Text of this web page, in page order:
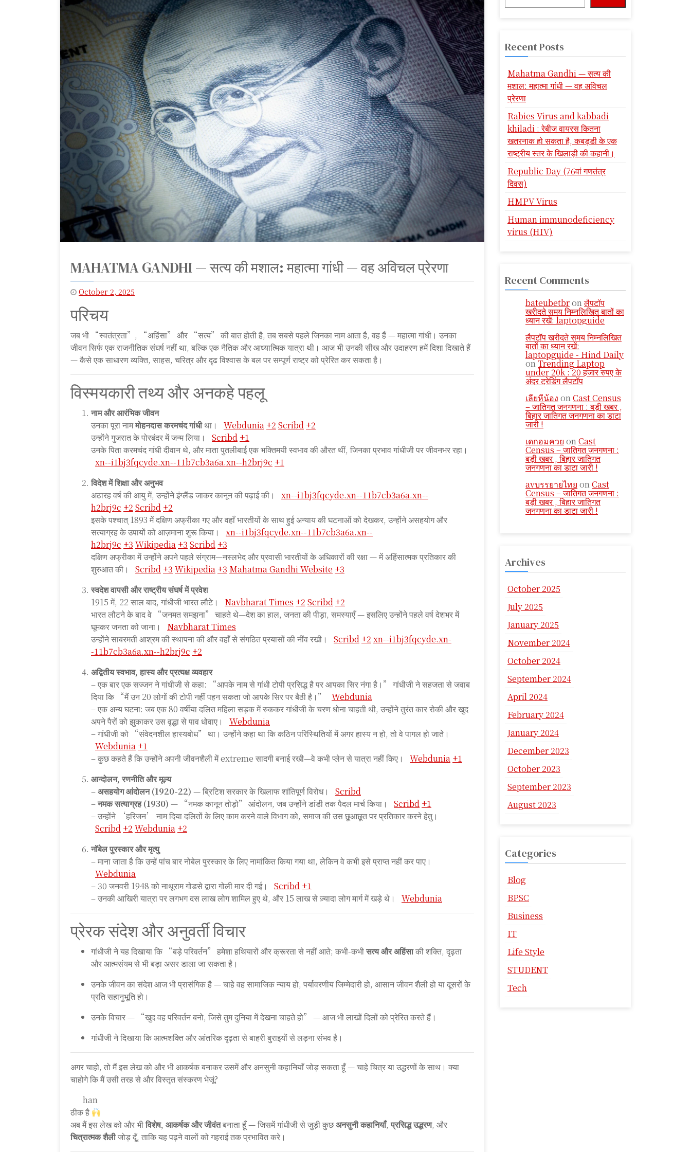
MAHATMA GANDHI — सत्य की मशाल: महात्मा गांधी — वह अविचल प्रेरणा
October 2, 2025
f
e
d
परिचय
जब भी “स्वतंत्रता”, “अहिंसा” और “सत्य” की बात होती है, तब सबसे पहले जिनका नाम आता है, वह हैं — महात्मा गांधी। उनका
जीवन सिर्फ एक राजनीतिक संघर्ष नहीं था, बल्कि एक नैतिक और आध्यात्मिक यात्रा थी। आज भी उनकी सीख और उदाहरण हमें दिशा दिखाते हैं
— कैसे एक साधारण व्यक्ति, साहस, चरित्र और दृढ विश्वास के बल पर सम्पूर्ण राष्ट्र को प्रेरित कर सकता है।
विस्मयकारी तथ्य और अनकहे पहलू
नाम और आरंभिक जीवन
उनका पूरा नाममोहनदास करमचंद गांधीथा। Webdunia +2 Scribd +2
उन्होंने गुजरात के पोरबंदर में जन्म लिया।
Scribd +1
उनके पिता करमचंद गांधी दीवान थे, और माता पुतलीबाई एक भक्तिमयी स्वभाव की औरत थीं, जिनका प्रभाव गांधीजी पर जीवनभर रहा।
xn--i1bj3fqcyde.xn--11b7cb3a6a.xn--h2brj9c +1
विदेश में शिक्षा और अनुभव
अठारह वर्ष की आयु में, उन्होंने इंग्लैंड जाकर कानून की पढ़ाई की।
xn--i1bj3fqcyde.xn--11b7cb3a6a.xn--
h2brj9c +2 Scribd +2
इसके पश्चात् 1893 में दक्षिण अफ्रीका गए और वहाँ भारतीयों के साथ हुई अन्याय की घटनाओं को देखकर, उन्होंने असहयोग और
सत्याग्रह के उपायों को आज़माना शुरू किया।
xn--i1bj3fqcyde.xn--11b7cb3a6a.xn--
h2brj9c +3 Wikipedia +3 Scribd +3
दक्षिण अफ्रीका में उन्होंने अपने पहले संग्राम—नस्लभेद और प्रवासी भारतीयों के अधिकारों की रक्षा — में अहिंसात्मक प्रतिकार की
शुरुआत की।
Scribd +3 Wikipedia +3 Mahatma Gandhi Website +3
स्वदेश वापसी और राष्ट्रीय संघर्ष में प्रवेश
1915 में, 22 साल बाद, गांधीजी भारत लौटे।
Navbharat Times +2 Scribd +2
भारत लौटने के बाद वे “जनमत समझना” चाहते थे—देश का हाल, जनता की पीड़ा, समस्याएँ — इसलिए उन्होंने पहले वर्ष देशभर में
घूमकर जनता को जाना।
Navbharat Times
उन्होंने साबरमती आश्रम की स्थापना की और वहाँ से संगठित प्रयासों की नींव रखी।
Scribd +2 xn--i1bj3fqcyde.xn-
-11b7cb3a6a.xn--h2brj9c +2
अद्वितीय स्वभाव, हास्य और प्रत्यक्ष व्यवहार
– एक बार एक सज्जन ने गांधीजी से कहा: “आपके नाम से गांधी टोपी प्रसिद्ध है पर आपका सिर नंगा है।” गांधीजी ने सहजता से जवाब
दिया कि “मैं उन 20 लोगों की टोपी नहीं पहन सकता जो आपके सिर पर बैठी है।”
Webdunia
– एक अन्य घटना: जब एक 80 वर्षीया दलित महिला सड़क में रुककर गांधीजी के चरण धोना चाहती थी, उन्होंने तुरंत कार रोकी और खुद
अपने पैरों को झुकाकर उस वृद्धा से पाव धोवाए।
Webdunia
– गांधीजी को “संवेदनशील हास्यबोध” था। उन्होंने कहा था कि कठिन परिस्थितियों में अगर हास्य न हो, तो वे पागल हो जाते।
Webdunia +1
– कुछ कहते हैं कि उन्होंने अपनी जीवनशैली में extreme सादगी बनाई रखी—वे कभी प्लेन से यात्रा नहीं किए।
Webdunia +1
आन्दोलन, रणनीति और मूल्य
–असहयोग आंदोलन (1920-22) — ब्रिटिश सरकार के खिलाफ शांतिपूर्ण विरोध।
Scribd
–नमक सत्याग्रह (1930) — “नमक कानून तोड़ो” आंदोलन, जब उन्होंने डांडी तक पैदल मार्च किया। Scribd +1
– उन्होंने ‘हरिजन’ नाम दिया दलितों के लिए काम करने वाले विभाग को, समाज की उस छूआछूत पर प्रतिकार करने हेतु।
Scribd +2 Webdunia +2
नॉबेल पुरस्कार और मृत्यु
– माना जाता है कि उन्हें पांच बार नोबेल पुरस्कार के लिए नामांकित किया गया था, लेकिन वे कभी इसे प्राप्त नहीं कर पाए।
Webdunia
– 30 जनवरी 1948 को नाथूराम गोडसे द्वारा गोली मार दी गई।
Scribd +1
– उनकी आखिरी यात्रा पर लगभग दस लाख लोग शामिल हुए थे, और 15 लाख से ज़्यादा लोग मार्ग में खड़े थे।
Webdunia
प्रेरक संदेश और अनुवर्ती विचार
गांधीजी ने यह दिखाया कि “बड़े परिवर्तन” हमेशा हथियारों और क्रूरता से नहीं आते; कभी-कभीसत्य और अहिंसाकी शक्ति, दृढ़ता
और आत्मसंयम से भी बड़ा असर डाला जा सकता है।
उनके जीवन का संदेश आज भी प्रासंगिक है — चाहे वह सामाजिक न्याय हो, पर्यावरणीय जिम्मेदारी हो, आसान जीवन शैली हो या दूसरों के
प्रति सहानुभूति हो।
उनके विचार — “खुद वह परिवर्तन बनो, जिसे तुम दुनिया में देखना चाहते हो” — आज भी लाखों दिलों को प्रेरित करते हैं।
गांधीजी ने दिखाया कि आत्मशक्ति और आंतरिक दृढ़ता से बाहरी बुराइयों से लड़ना संभव है।
अगर चाहो, तो मैं इस लेख को और भी आकर्षक बनाकर उसमें और अनसुनी कहानियाँ जोड़ सकता हूँ — चाहे चित्र या उद्धरणों के साथ। क्या
चाहोगे कि मैं उसी तरह से और विस्तृत संस्करण भेजूं?
You said:
han
ChatGPT said:
ठीक है
अब मैं इस लेख को और भीविशेष, आकर्षक और जीवंतबनाता हूँ — जिसमें गांधीजी से जुड़ी कुछअनसुनी कहानियाँ,प्रसिद्ध उद्धरण, और
चित्रात्मक शैलीजोड़ दूँ, ताकि यह पढ़ने वालों को गहराई तक प्रभावित करे।
Recent Posts
Mahatma Gandhi — सत्य की
मशाल: महात्मा गांधी — वह अविचल
प्रेरणा
Rabies Virus and kabbadi
khiladi : रेबीज वायरस कितना
खतरनाक हो सकता है, कबड्डी के एक
राष्ट्रीय स्तर के खिलाड़ी की कहानी।
Republic Day (76वां गणतंत्र
दिवस)
HMPV Virus
Human immunodeficiency
virus (HIV)
Recent Comments
bateubetbronलैपटॉप
खरीदते समय निम्नलिखित बातों का
ध्यान रखें: laptopguide
लैपटॉप खरीदते समय निम्नलिखित
बातों का ध्यान रखें:
laptopguide - Hind Daily
onTrending Laptop
under 20k : 20 हजार रुपए के
अंदर ट्रेडिंग लैपटॉप
เลียหีน้อง onCast Census
– जातिगत जनगणना : बड़ी खबर ,
बिहार जातिगत जनगणना का डाटा
जारी !
เดกอมควย onCast
Census – जातिगत जनगणना :
बड़ी खबर , बिहार जातिगत
जनगणना का डाटा जारी !
avบรรยายไทย onCast
Census – जातिगत जनगणना :
बड़ी खबर , बिहार जातिगत
जनगणना का डाटा जारी !
Archives
October 2025
July 2025
January 2025
November 2024
October 2024
September 2024
April 2024
February 2024
January 2024
December 2023
October 2023
September 2023
August 2023
Categories
Blog
BPSC
Business
IT
Life Style
STUDENT
Tech